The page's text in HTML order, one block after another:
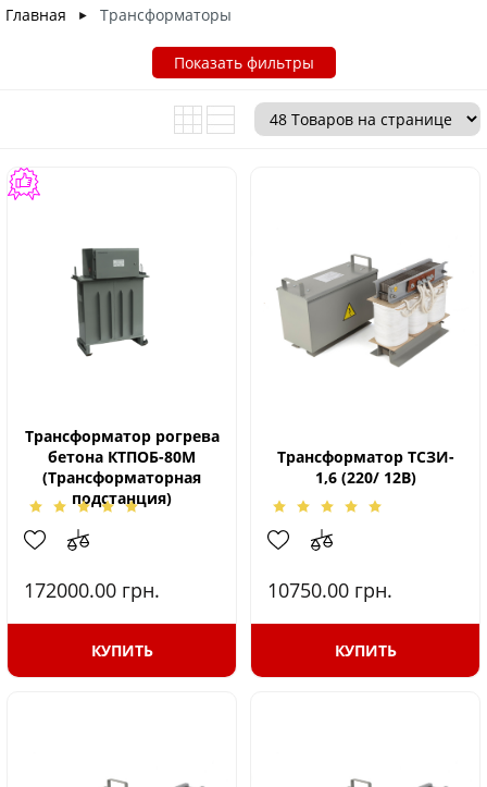
Главная ► Трансформаторы
Показать фильтры
Трансформатор рогрева
бетона КТПОБ-80М
(Трансформаторная
подстанция)
172000.00 грн.
КУПИТЬ
Трансформатор ТСЗИ-
1,6 (220/ 12В)
10750.00 грн.
КУПИТЬ